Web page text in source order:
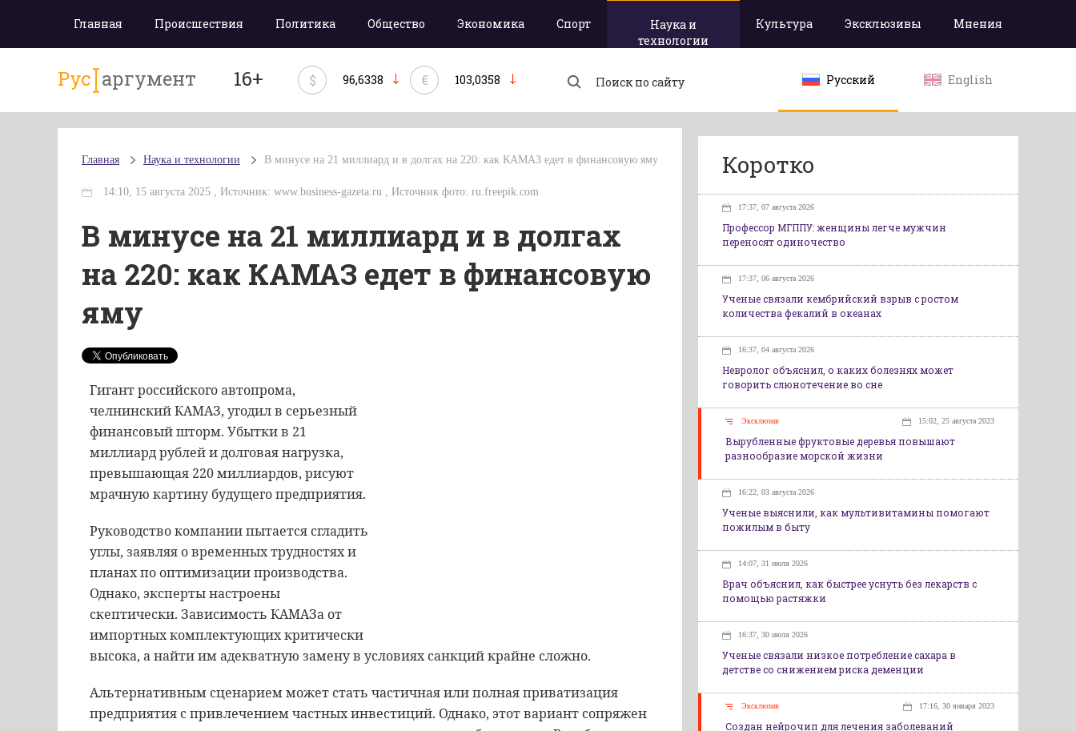
Главная Происшествия Политика Общество Экономика Спорт
Наука и
технологии
Культура Эксклюзивы Мнения
Рус аргумент 16+ $ 96,6338 € 103,0358 Русский English
Главная Наука и технологии В минусе на 21 миллиард и в долгах на 220: как КАМАЗ едет в финансовую яму
14:10, 15 августа 2025 , Источник: www.business-gazeta.ru , Источник фото: ru.freepik.com
В минусе на 21 миллиард и в долгах
на 220: как КАМАЗ едет в финансовую
яму
Гигант российского автопрома,
челнинский КАМАЗ, угодил в серьезный
финансовый шторм. Убытки в 21
миллиард рублей и долговая нагрузка,
превышающая 220 миллиардов, рисуют
мрачную картину будущего предприятия.
Руководство компании пытается сгладить
углы, заявляя о временных трудностях и
планах по оптимизации производства.
Однако, эксперты настроены
скептически. Зависимость КАМАЗа от
импортных комплектующих критически
высока, а найти им адекватную замену в условиях санкций крайне сложно.
Альтернативным сценарием может стать частичная или полная приватизация
предприятия с привлечением частных инвестиций. Однако, этот вариант сопряжен
Коротко
17:37, 07 августа 2026
Профессор МГППУ: женщины легче мужчин
переносят одиночество
17:37, 06 августа 2026
Ученые связали кембрийский взрыв с ростом
количества фекалий в океанах
16:37, 04 августа 2026
Невролог объяснил, о каких болезнях может
говорить слюнотечение во сне
Эксклюзив 15:02, 25 августа 2023
Вырубленные фруктовые деревья повышают
разнообразие морской жизни
16:22, 03 августа 2026
Ученые выяснили, как мультивитамины помогают
пожилым в быту
14:07, 31 июля 2026
Врач объяснил, как быстрее уснуть без лекарств с
помощью растяжки
16:37, 30 июля 2026
Ученые связали низкое потребление сахара в
детстве со снижением риска деменции
Эксклюзив 17:16, 30 января 2023
Создан нейрочип для лечения заболеваний